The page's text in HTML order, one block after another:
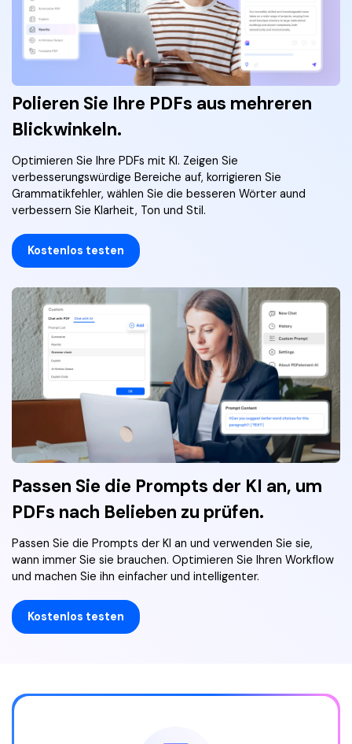
Polieren Sie Ihre PDFs aus mehreren
Blickwinkeln.
Optimieren Sie Ihre PDFs mit KI. Zeigen Sie
verbesserungswürdige Bereiche auf, korrigieren Sie
Grammatikfehler, wählen Sie die besseren Wörter aund
verbessern Sie Klarheit, Ton und Stil.
Kostenlos testen
Passen Sie die Prompts der KI an, um
PDFs nach Belieben zu prüfen.
Passen Sie die Prompts der KI an und verwenden Sie sie,
wann immer Sie sie brauchen. Optimieren Sie Ihren Workflow
und machen Sie ihn einfacher und intelligenter.
Kostenlos testen